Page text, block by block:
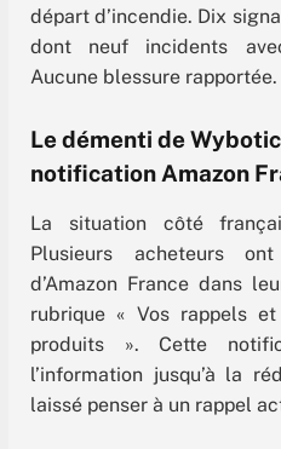
départ d’incendie. Dix
dont neuf incidents
Aucune blessure rapportée.
Le démenti de
notification Amazon
La situation côté
Plusieurs acheteurs
d’Amazon France dans
rubrique « Vos rappels
produits ». Cette
l’information jusqu’à la
laissé penser à un rappel